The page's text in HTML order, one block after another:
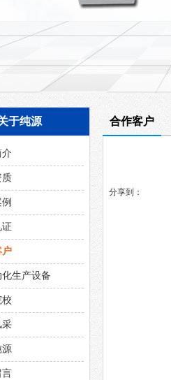
于纯源
质
户
生产设备
采
源
言
合作客户
分享到：